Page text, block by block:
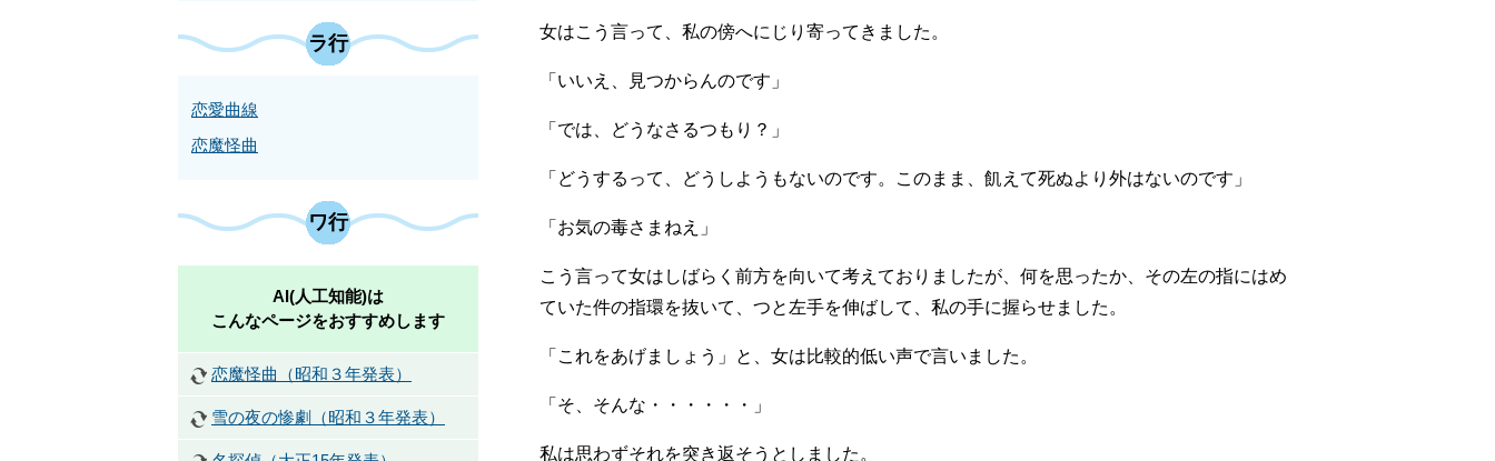
女はこう言って、私の傍へにじり寄ってきました。
「いいえ、見つからんのです」
「では、どうなさるつもり？」
「どうするって、どうしようもないのです。このまま、飢えて死ぬより外はないのです」
「お気の毒さまねえ」
こう言って女はしばらく前方を向いて考えておりましたが、何を思ったか、その左の指にはめ
ていた件の指環を抜いて、つと左手を伸ばして、私の手に握らせました。
「これをあげましょう」と、女は比較的低い声で言いました。
「そ、そんな・・・・・・」
私は思わずそれを突き返そうとしました。
ラ行
恋愛曲線
恋魔怪曲
ワ行
AI(人工知能)は
こんなページをおすすめします
恋魔怪曲（昭和３年発表）
雪の夜の惨劇（昭和３年発表）